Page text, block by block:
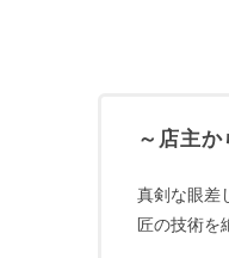
～店主か
真剣な眼差
匠の技術を